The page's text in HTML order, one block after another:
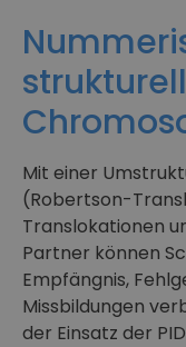
Mit einer
(Robertson-
Translokationen
Partner können
Empfängnis,
Missbildungen
der Einsatz der